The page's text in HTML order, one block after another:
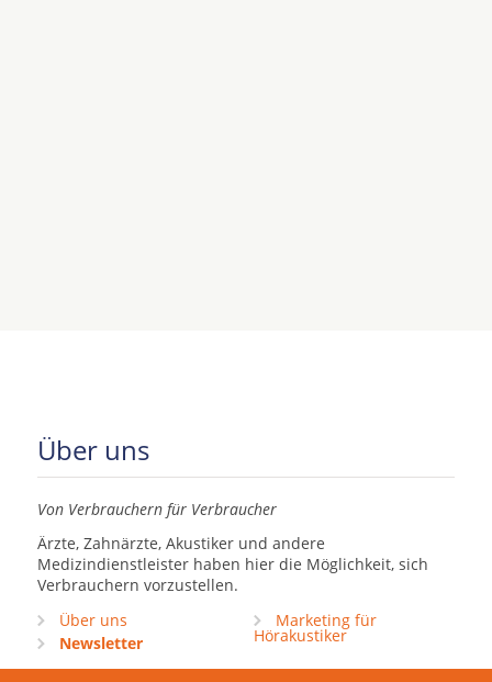
Über uns
Von Verbrauchern für Verbraucher
Ärzte, Zahnärzte, Akustiker und andere
Medizindienstleister haben hier die Möglichkeit, sich
Verbrauchern vorzustellen.
Über uns
Newsletter
Marketing für
Hörakustiker